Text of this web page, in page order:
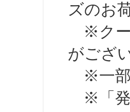
ズのお
※クール
がござ
※一部、
※「発送